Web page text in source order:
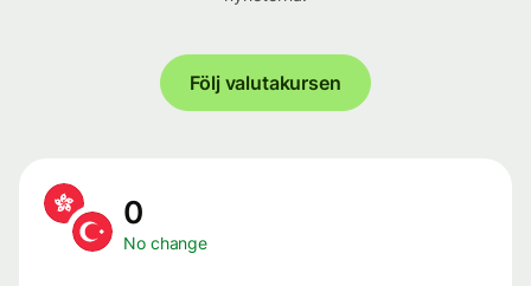
Följ valutakursen
0
No change